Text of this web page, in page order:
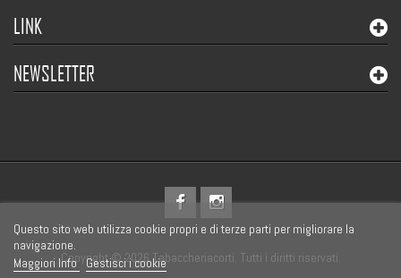
LINK
NEWSLETTER
Copyright © 2026 Tabaccheriacorti. Tutti i diritti riservati.
Questo sito web utilizza cookie propri e di terze parti per migliorare la
navigazione.
Maggiori Info Gestisci i cookie